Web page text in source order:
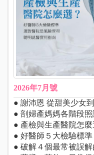
2026年7月號
● 謝沛恩 從甜美少女
● 剖婦產媽媽各階段照
● 產檢與生產醫院怎麼
● 好醫師５大檢驗標
● 破解４個最常被誤